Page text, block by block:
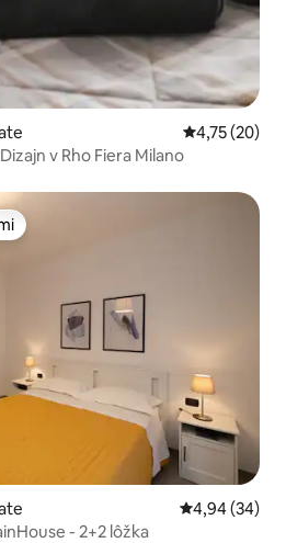
Priemerné
4,75 (20)
v Rho Fiera Milano
Priemerné
4,94 (34)
- 2+2 lôžka